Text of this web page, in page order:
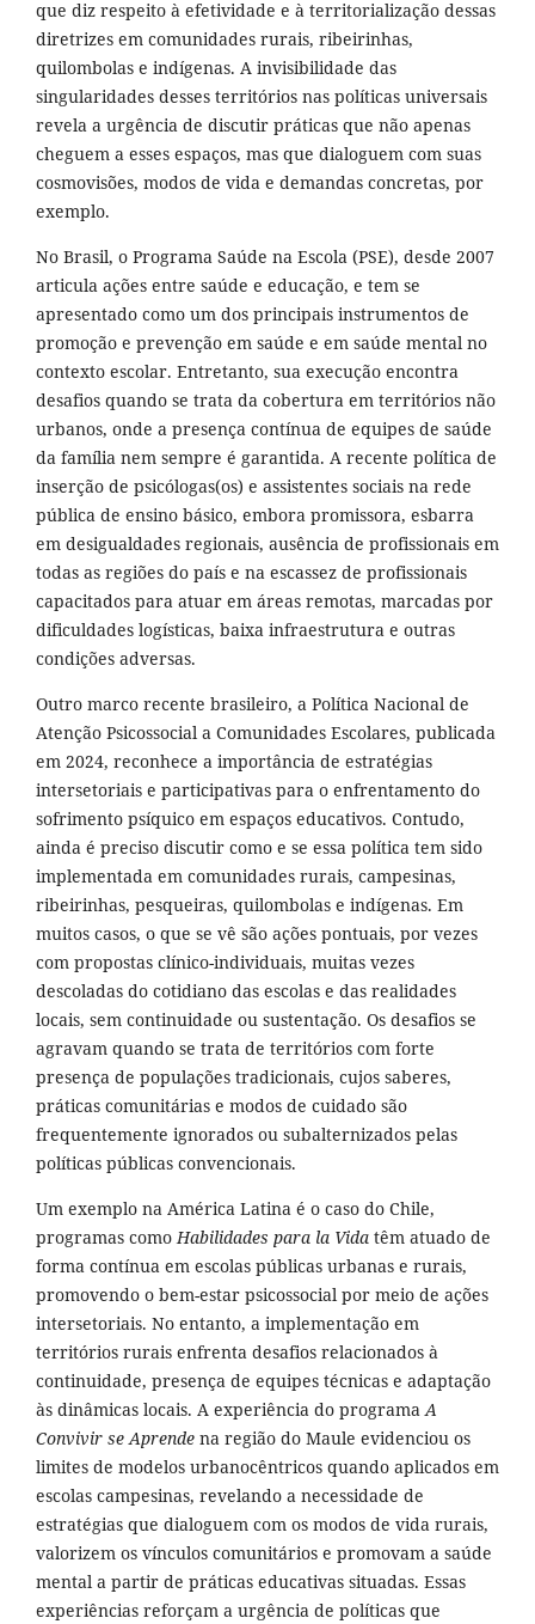
que diz respeito à efetividade e à territorialização dessas
diretrizes em comunidades rurais, ribeirinhas,
quilombolas e indígenas. A invisibilidade das
singularidades desses territórios nas políticas universais
revela a urgência de discutir práticas que não apenas
cheguem a esses espaços, mas que dialoguem com suas
cosmovisões, modos de vida e demandas concretas, por
exemplo.
No Brasil, o Programa Saúde na Escola (PSE), desde 2007
articula ações entre saúde e educação, e tem se
apresentado como um dos principais instrumentos de
promoção e prevenção em saúde e em saúde mental no
contexto escolar. Entretanto, sua execução encontra
desafios quando se trata da cobertura em territórios não
urbanos, onde a presença contínua de equipes de saúde
da família nem sempre é garantida. A recente política de
inserção de psicólogas(os) e assistentes sociais na rede
pública de ensino básico, embora promissora, esbarra
em desigualdades regionais, ausência de profissionais em
todas as regiões do país e na escassez de profissionais
capacitados para atuar em áreas remotas, marcadas por
dificuldades logísticas, baixa infraestrutura e outras
condições adversas.
Outro marco recente brasileiro, a Política Nacional de
Atenção Psicossocial a Comunidades Escolares, publicada
em 2024, reconhece a importância de estratégias
intersetoriais e participativas para o enfrentamento do
sofrimento psíquico em espaços educativos. Contudo,
ainda é preciso discutir como e se essa política tem sido
implementada em comunidades rurais, campesinas,
ribeirinhas, pesqueiras, quilombolas e indígenas. Em
muitos casos, o que se vê são ações pontuais, por vezes
com propostas clínico-individuais, muitas vezes
descoladas do cotidiano das escolas e das realidades
locais, sem continuidade ou sustentação. Os desafios se
agravam quando se trata de territórios com forte
presença de populações tradicionais, cujos saberes,
práticas comunitárias e modos de cuidado são
frequentemente ignorados ou subalternizados pelas
políticas públicas convencionais.
Um exemplo na América Latina é o caso do Chile,
programas comoHabilidades para la Vida têm atuado de
forma contínua em escolas públicas urbanas e rurais,
promovendo o bem-estar psicossocial por meio de ações
intersetoriais. No entanto, a implementação em
territórios rurais enfrenta desafios relacionados à
continuidade, presença de equipes técnicas e adaptação
às dinâmicas locais. A experiência do programaA
Convivir se Aprende na região do Maule evidenciou os
limites de modelos urbanocêntricos quando aplicados em
escolas campesinas, revelando a necessidade de
estratégias que dialoguem com os modos de vida rurais,
valorizem os vínculos comunitários e promovam a saúde
mental a partir de práticas educativas situadas. Essas
experiências reforçam a urgência de políticas que